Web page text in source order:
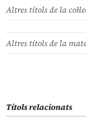
Altres títols de la
Altres títols de la
Títols relacionats